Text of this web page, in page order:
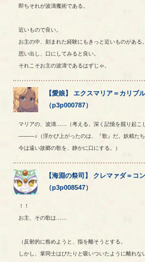
即ちそれが波濤魔術である。
近いもので良い。
お主の中、刻まれた経験にもきっと近いものがある。
思い出し、口にしてみると良い。
それこそお主の波濤であるはずじゃ。
【愛娘】 エクスマリア＝ カリブ
（p3p000787）
マリアの、波濤……（考える。深く記憶を掘り起こ
―――♪（浮かび上がったのは、『歌』だ。妖精たち
今は遠い故郷の歌を、静かに口にする。）
【海淵の祭司 】 クレマァダ＝ コン
（p3p008547）
！！
お主、その歌は……
（反射的に咎めようと、指を離そうとする。
しかし、掌同士はぴたりと吸いついたように離れな